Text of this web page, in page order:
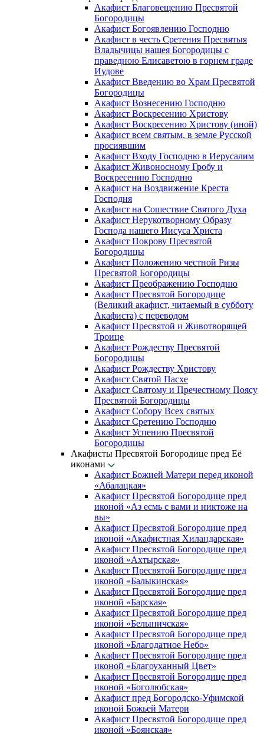
Акафист Благовещению Пресвятой
Богородицы
Акафист Богоявлению Господню
Акафист в честь Сретения Пресвятыя
Владычицы нашея Богородицы с
праведною Елисаветою в горнем граде
Иудове
Акафист Введению во Храм Пресвятой
Богородицы
Акафист Вознесению Господню
Акафист Воскресению Христову
Акафист Воскресению Христову (иной)
Акафист всем святым, в земле Русской
просиявшим
Акафист Входу Господню в Иерусалим
Акафист Живоносному Гробу и
Воскресению Господню
Акафист на Воздвижение Креста
Господня
Акафист на Сошествие Святого Духа
Акафист Нерукотворному Образу
Господа нашего Иисуса Христа
Акафист Покрову Пресвятой
Богородицы
Акафист Положению честной Ризы
Пресвятой Богородицы
Акафист Преображению Господню
Акафист Пресвятой Богородице
(Великий акафист, читаемый в субботу
Акафиста) с переводом
Акафист Пресвятой и Животворящей
Троице
Акафист Рождеству Пресвятой
Богородицы
Акафист Рождеству Христову
Акафист Святой Пасхе
Акафист Святому и Пречестному Поясу
Пресвятой Богородицы
Акафист Собору Всех святых
Акафист Сретению Господню
Акафист Успению Пресвятой
Богородицы
Акафисты Пресвятой Богородице пред Её
иконами
Акафист Божией Матери перед иконой
«Абалацкая»
Акафист Пресвятой Богородице пред
иконой «Аз есмь с вами и никтоже на
вы»
Акафист Пресвятой Богородице пред
иконой «Акафистная Хиландарская»
Акафист Пресвятой Богородице пред
иконой «Ахтырская»
Акафист Пресвятой Богородице пред
иконой «Балыкинская»
Акафист Пресвятой Богородице пред
иконой «Барская»
Акафист Пресвятой Богородице пред
иконой «Белыничская»
Акафист Пресвятой Богородице пред
иконой «Благодатное Небо»
Акафист Пресвятой Богородице пред
иконой «Благоуханный Цвет»
Акафист Пресвятой Богородице пред
иконой «Боголюбская»
Акафист пред Богородско-Уфимской
иконой Божьей Матери
Акафист Пресвятой Богородице пред
иконой «Боянская»